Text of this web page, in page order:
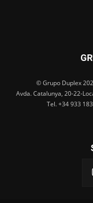
© Grupo Duplex
Avda. Catalunya, 20-22-
Tel. +34 933